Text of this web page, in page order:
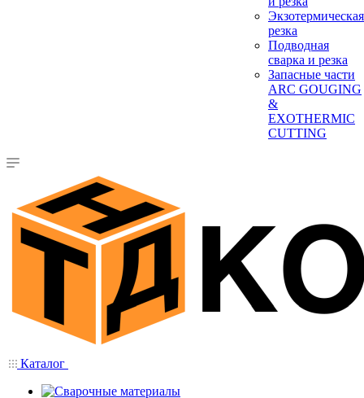
Экзотермическая
резка
Подводная
сварка и резка
Запасные части
ARC GOUGING
&
EXOTHERMIC
CUTTING
Каталог